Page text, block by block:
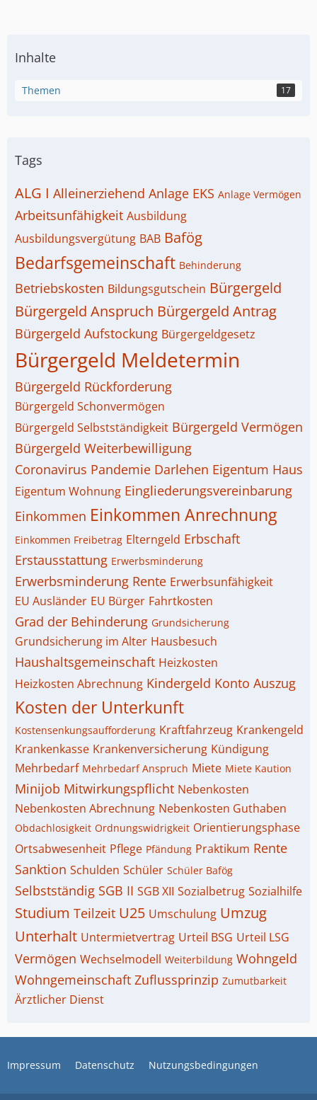
Inhalte
Themen 17
Tags
ALG I Alleinerziehend Anlage EKS Anlage Vermögen
Arbeitsunfähigkeit Ausbildung
Ausbildungsvergütung BAB Bafög
Bedarfsgemeinschaft Behinderung
Betriebskosten Bildungsgutschein Bürgergeld
Bürgergeld Anspruch Bürgergeld Antrag
Bürgergeld Aufstockung Bürgergeldgesetz
Bürgergeld Meldetermin
Bürgergeld Rückforderung
Bürgergeld Schonvermögen
Bürgergeld Selbstständigkeit Bürgergeld Vermögen
Bürgergeld Weiterbewilligung
Coronavirus Pandemie Darlehen Eigentum Haus
Eigentum Wohnung Eingliederungsvereinbarung
Einkommen Einkommen Anrechnung
Einkommen Freibetrag Elterngeld Erbschaft
Erstausstattung Erwerbsminderung
Erwerbsminderung Rente Erwerbsunfähigkeit
EU Ausländer EU Bürger Fahrtkosten
Grad der Behinderung Grundsicherung
Grundsicherung im Alter Hausbesuch
Haushaltsgemeinschaft Heizkosten
Heizkosten Abrechnung Kindergeld Konto Auszug
Kosten der Unterkunft
Kostensenkungsaufforderung Kraftfahrzeug Krankengeld
Krankenkasse Krankenversicherung Kündigung
Mehrbedarf Mehrbedarf Anspruch Miete Miete Kaution
Minijob Mitwirkungspflicht Nebenkosten
Nebenkosten Abrechnung Nebenkosten Guthaben
Obdachlosigkeit Ordnungswidrigkeit Orientierungsphase
Ortsabwesenheit Pflege Pfändung Praktikum Rente
Sanktion Schulden Schüler Schüler Bafög
Selbstständig SGB II SGB XII Sozialbetrug Sozialhilfe
Studium Teilzeit U25 Umschulung Umzug
Unterhalt Untermietvertrag Urteil BSG Urteil LSG
Vermögen Wechselmodell Weiterbildung Wohngeld
Wohngemeinschaft Zuflussprinzip Zumutbarkeit
Ärztlicher Dienst
Impressum Datenschutz Nutzungsbedingungen